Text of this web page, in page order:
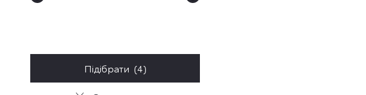
Підібрати (4)